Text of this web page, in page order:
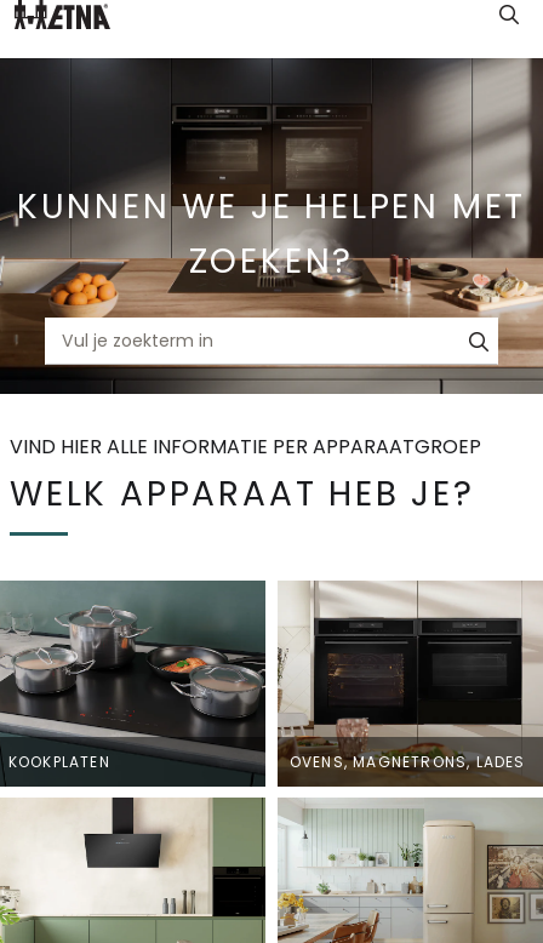
Skip
KUNNEN WE JE HELPEN MET
ZOEKEN?
VIND HIER ALLE INFORMATIE PER APPARAATGROEP
WELK APPARAAT HEB JE?
KOOKPLATEN OVENS, MAGNETRONS, LADES